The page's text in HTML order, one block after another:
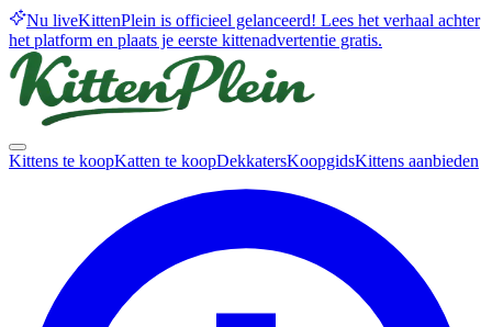
Nu liveKittenPlein is officieel gelanceerd! Lees het verhaal achter
het platform en plaats je eerste kittenadvertentie gratis.
Kittens te koopKatten te koopDekkatersKoopgidsKittens aanbieden